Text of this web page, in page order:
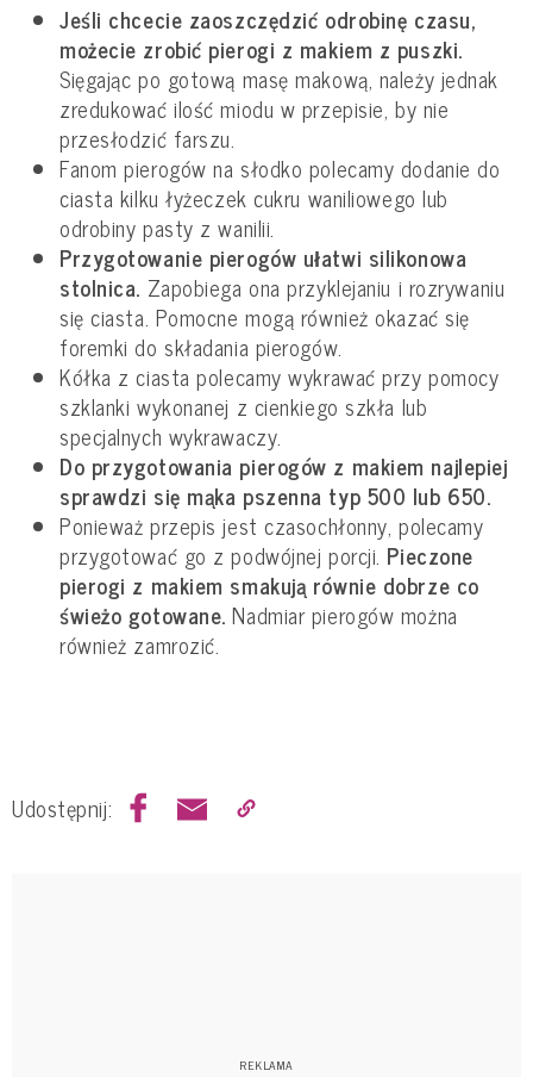
Jeśli chcecie zaoszczędzić odrobinę czasu,
możecie zrobić pierogi z makiem z puszki.
Sięgając po gotową masę makową, należy jednak
zredukować ilość miodu w przepisie, by nie
przesłodzić farszu.
Fanom pierogów na słodko polecamy dodanie do
ciasta kilku łyżeczek cukru waniliowego lub
odrobiny pasty z wanilii.
Przygotowanie pierogów ułatwi silikonowa
stolnica. Zapobiega ona przyklejaniu i rozrywaniu
się ciasta. Pomocne mogą również okazać się
foremki do składania pierogów.
Kółka z ciasta polecamy wykrawać przy pomocy
szklanki wykonanej z cienkiego szkła lub
specjalnych wykrawaczy.
Do przygotowania pierogów z makiem najlepiej
sprawdzi się mąka pszenna typ 500 lub 650.
Ponieważ przepis jest czasochłonny, polecamy
przygotować go z podwójnej porcji. Pieczone
pierogi z makiem smakują równie dobrze co
świeżo gotowane. Nadmiar pierogów można
również zamrozić.
Udostępnij: